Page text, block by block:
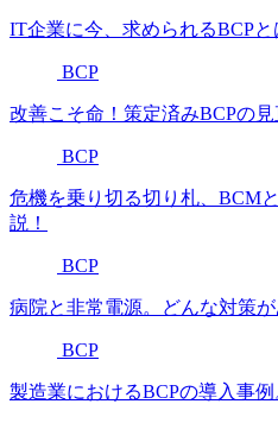
IT企業に今、求められるBCPと
BCP
改善こそ命！策定済みBCPの
BCP
危機を乗り切る切り札、BCM
説！
BCP
病院と非常電源。どんな対策が
BCP
製造業におけるBCPの導入事